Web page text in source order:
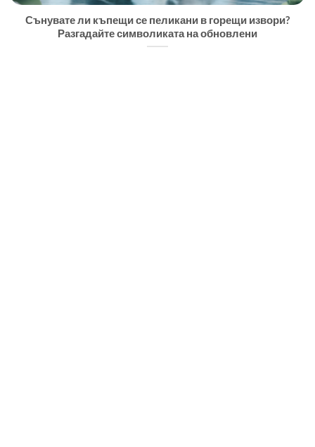
Сънувате ли къпещи се пеликани в горещи извори?
Разгадайте символиката на обновлени